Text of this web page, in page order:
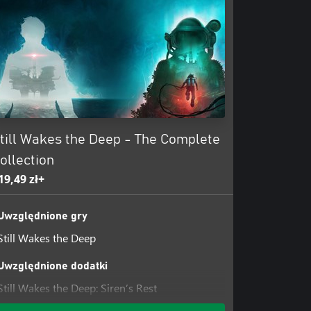
Wakes the Deep - The Complete
zł+
gry
Wakes the Deep
dodatki
Wakes the Deep: Siren’s Rest